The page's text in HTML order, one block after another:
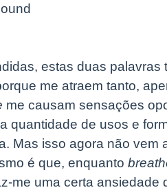
estas duas
me atraem tanto,
me causam sensações
quantidade de usos e
Mas isso agora não vem
é que, enquanto
me uma certa ansiedade